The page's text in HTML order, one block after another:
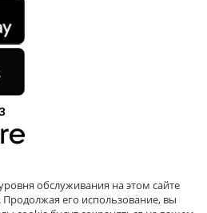
обслуживания на этом сайте
его использование, вы